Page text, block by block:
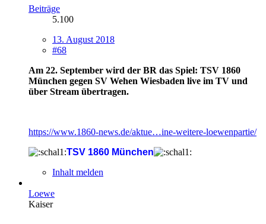
Beiträge
5.100
13. August 2018
#68
Am 22. September wird der BR das Spiel: TSV 1860
München gegen SV Wehen Wiesbaden live im TV und
über Stream übertragen.
https://www.1860-news.de/aktue…ine-weitere-loewenpartie/
TSV 1860 München
Inhalt melden
Loewe
Kaiser